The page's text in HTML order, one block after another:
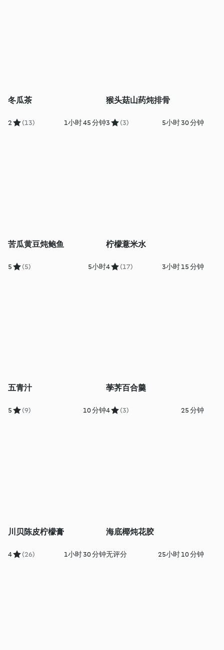
冬瓜茶
2 (13) 1小时 45 分钟
猴头菇山药炖排骨
3 (3) 5小时 30 分钟
苦瓜黄豆炖鲍鱼
5 (5) 5小时
柠檬薏米水
4 (17) 3小时 15 分钟
五青汁
5 (9) 10 分钟
荸荠百合羹
4 (3) 25 分钟
川贝陈皮柠檬膏
4 (26) 1小时 30 分钟
海底椰炖花胶
无评分 25小时 10 分钟